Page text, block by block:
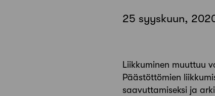
25 syyskuun,
Liikkuminen muuttuu
Päästöttömien
saavuttamiseksi ja